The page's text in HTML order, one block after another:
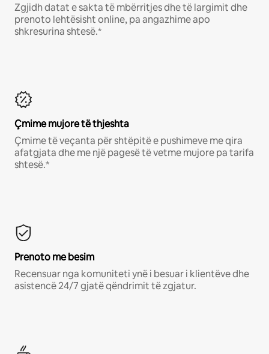
Zgjidh datat e sakta të mbërritjes dhe të largimit dhe
prenoto lehtësisht online, pa angazhime apo
shkresurina shtesë.*
Çmime mujore të thjeshta
Çmime të veçanta për shtëpitë e pushimeve me qira
afatgjata dhe me një pagesë të vetme mujore pa tarifa
shtesë.*
Prenoto me besim
Recensuar nga komuniteti ynë i besuar i klientëve dhe
asistencë 24/7 gjatë qëndrimit të zgjatur.